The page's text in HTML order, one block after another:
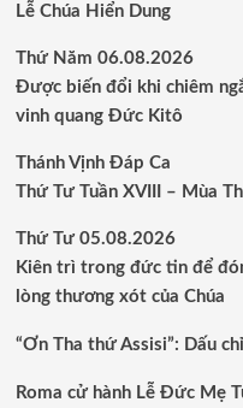
Lễ Chúa Hiển Dung
Thứ Năm 06.08.2026
Được biến đổi khi chiêm
vinh quang Đức Kitô
Thánh Vịnh Đáp Ca
Thứ Tư Tuần XVIII – Mùa
Thứ Tư 05.08.2026
Kiên trì trong đức tin để
lòng thương xót của Chúa
“Ơn Tha thứ Assisi”: Dấu
Roma cử hành Lễ Đức Mẹ